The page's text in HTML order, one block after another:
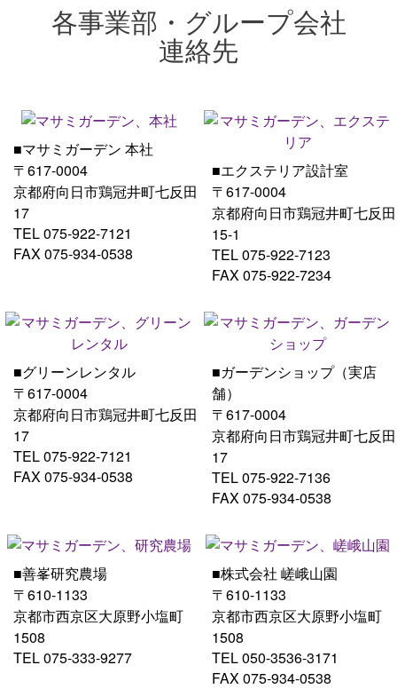
各事業部・グループ会社
連絡先
■マサミガーデン 本社
〒617-0004
京都府向日市鶏冠井町七反田
17
TEL 075-922-7121
FAX 075-934-0538
■エクステリア設計室
〒617-0004
京都府向日市鶏冠井町七反田
15-1
TEL 075-922-7123
FAX 075-922-7234
■グリーンレンタル
〒617-0004
京都府向日市鶏冠井町七反田
17
TEL 075-922-7121
FAX 075-934-0538
■ガーデンショップ（実店
舗）
〒617-0004
京都府向日市鶏冠井町七反田
17
TEL 075-922-7136
FAX 075-934-0538
■善峯研究農場
〒610-1133
京都市西京区大原野小塩町
1508
TEL 075-333-9277
■株式会社 嵯峨山園
〒610-1133
京都市西京区大原野小塩町
1508
TEL 050-3536-3171
FAX 075-934-0538